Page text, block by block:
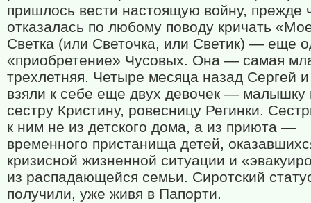
пришлось вести настоящую войну, прежде
отказалась по любому поводу кричать
Светка (или Светочка, или Светик) — еще
«приобретение» Чусовых. Она — самая
трехлетняя. Четыре месяца назад Сергей
взяли к себе еще двух девочек — малышку
сестру Кристину, ровесницу Регинки.
к ним не из детского дома, а из приюта —
временного пристанища детей,
кризисной жизненной ситуации и
из распадающейся семьи. Сиротский
получили, уже живя в Папорти.